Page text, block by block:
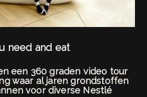
need and eat
een 360 graden video tour
waar al jaren grondstoffen
voor diverse Nestlé